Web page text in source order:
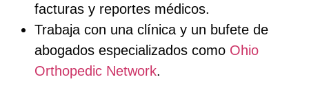
facturas y reportes médicos.
Trabaja con una clínica y un bufete de
abogados especializados como Ohio
Orthopedic Network.